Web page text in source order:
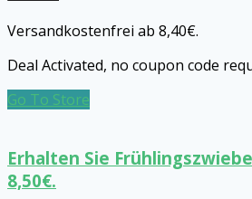
Versandkostenfrei ab 8,40€.
Deal Activated, no coupon code
Go To Store
Erhalten Sie
8,50€.